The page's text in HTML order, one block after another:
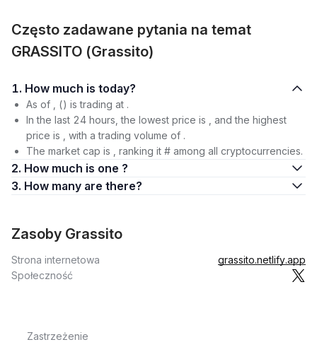
Często zadawane pytania na temat
GRASSITO (Grassito)
1. How much is today?
As of , () is trading at .
In the last 24 hours, the lowest price is , and the highest
price is , with a trading volume of .
The market cap is , ranking it # among all cryptocurrencies.
2. How much is one ?
3. How many are there?
Zasoby Grassito
Strona internetowa
grassito.netlify.app
Społeczność
Zastrzeżenie